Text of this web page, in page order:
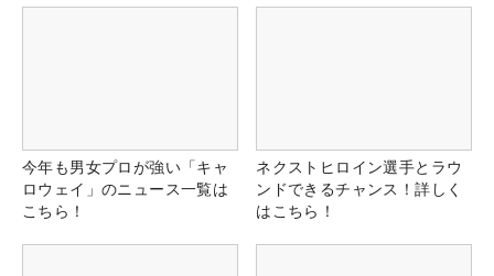
今年も男女プロが強い「キャ
ロウェイ」のニュース一覧は
こちら！
ネクストヒロイン選手とラウ
ンドできるチャンス！詳しく
はこちら！